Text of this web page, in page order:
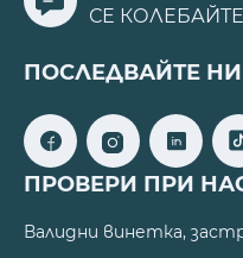
СЕ
ПОСЛЕДВАЙТЕ НИ
ПРОВЕРИ ПРИ
Валидни винетка,